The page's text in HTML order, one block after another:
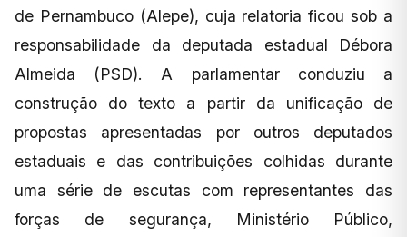
de Pernambuco (Alepe), cuja relatoria ficou sob a
responsabilidade da deputada estadual Débora
Almeida (PSD). A parlamentar conduziu a
construção do texto a partir da unificação de
propostas apresentadas por outros deputados
estaduais e das contribuições colhidas durante
uma série de escutas com representantes das
forças de segurança, Ministério Público,